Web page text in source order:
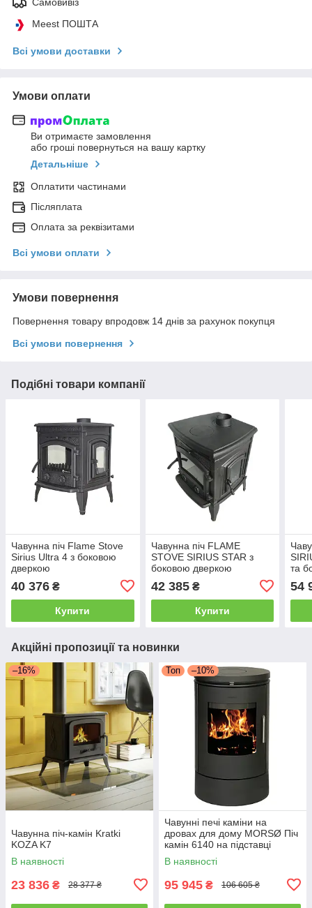
Meest ПОШТА
Всі умови доставки
Умови оплати
Ви отримаєте замовлення
або гроші повернуться на вашу картку
Детальніше
Оплатити частинами
Післяплата
Оплата за реквізитами
Всі умови оплати
Умови повернення
Повернення товару впродовж 14 днів за рахунок покупця
Всі умови повернення
Подібні товари компанії
Чавунна піч Flame Stove
Sirius Ultra 4 з боковою
дверкою
40 376 ₴
Купити
Чавунна піч FLAME
STOVE SIRIUS STAR з
боковою дверкою
42 385₴
Купити
та
54
Акційні пропозиції та новинки
–16%
Чавунна піч-камін Kratki
KOZA K7
В наявності
23 836 ₴ 28 377 ₴
Топ –10%
Чавунні печі каміни на
дровах для дому MORSØ Піч
камін 6140 на підставці
Чавунна піч тривалого
горіння 5.8кВт
В наявності
95 945 ₴ 106 605 ₴